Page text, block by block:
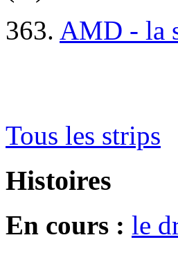
363. AMD - la
Tous les strips
Histoires
En cours : le